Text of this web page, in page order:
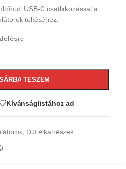
USB-C csatlakozással a
töltéséhez.
TESZEM
Kívánságlistához ad
DJI Alkatrészek